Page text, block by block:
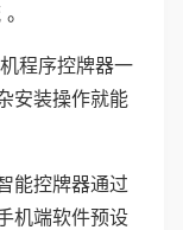
程序控牌器一
安装操作就能
能控牌器通过
机端软件预设